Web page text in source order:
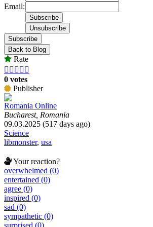
Email:
Subscribe
Back to Blog
Rate
    
0 votes
Publisher
Romania Online
Bucharest, Romania
09.03.2025 (517 days ago)
Science
libmonster, usa
Your reaction?
overwhelmed (0)
entertained (0)
agree (0)
inspired (0)
sad (0)
sympathetic (0)
surprised (0)